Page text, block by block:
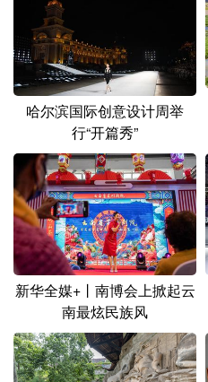
浙江
山东 河南
广东 广西
四川 贵州
陕西 甘肃
新疆 内蒙古
多语种频道
English Español
Русский язык
哈尔滨国际创意设计周举
行“开篇秀”
新华全媒+丨南博会上掀起云
南最炫民族风